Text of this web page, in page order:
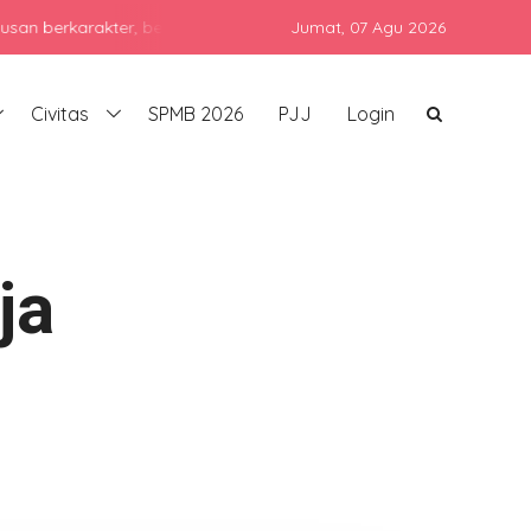
berprestasi, dan siap bersaing di era global dengan
Jumat, 07 Agu 2026
Civitas SPMB 2026 PJJ Login